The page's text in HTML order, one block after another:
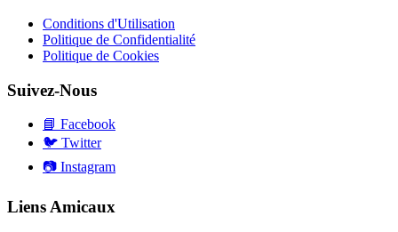
Conditions d'Utilisation
Politique de Confidentialité
Politique de Cookies
Suivez-Nous
📘 Facebook
🐦 Twitter
📷 Instagram
Liens Amicaux